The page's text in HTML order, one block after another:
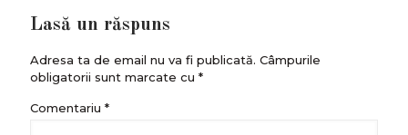
Lasă un răspuns
Adresa ta de email nu va fi publicată. Câmpurile
obligatorii sunt marcate cu *
Comentariu *